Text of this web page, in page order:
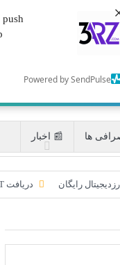
Powered by SendPulse
ها 📰 اخبار
دریافت NFT هدیه بابت مشارکت در تحقیق رایگان